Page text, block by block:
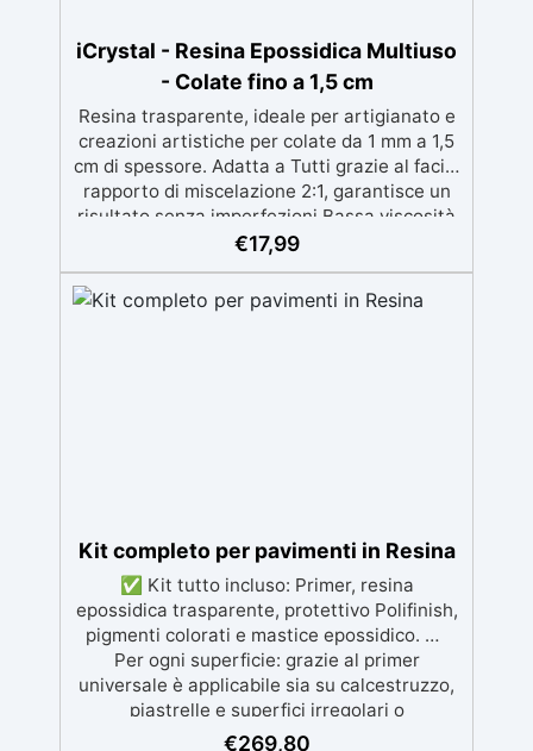
iCrystal - Resina Epossidica Multiuso
- Colate fino a 1,5 cm
Resina trasparente, ideale per artigianato e
creazioni artistiche per colate da 1 mm a 1,5
cm di spessore. Adatta a Tutti grazie al facile
rapporto di miscelazione 2:1, garantisce un
risultato senza imperfezioni Bassa viscosità
per colate senza bolle, compatibile con
materiali. Certificata post-catalisi atossica e
sicura per il contatto con la pelle, Bpa Free e
€17,99
Kit completo per pavimenti in Resina
✅ Kit tutto incluso: Primer, resina
epossidica trasparente, protettivo Polifinish,
pigmenti colorati e mastice epossidico. ✅
Per ogni superficie: grazie al primer
universale è applicabile sia su calcestruzzo,
piastrelle e superfici irregolari o
danneggiate. ✅ Facile da applicare: Video
€269,80